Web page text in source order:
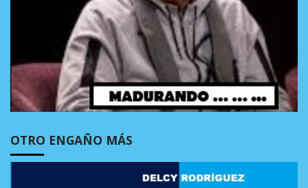
OTRO ENGAÑO MÁS